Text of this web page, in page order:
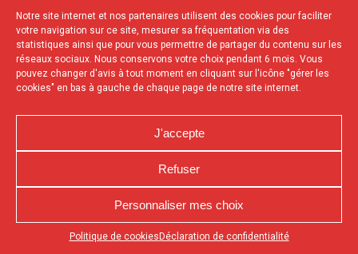
Notre site internet et nos partenaires utilisent des cookies pour faciliter
votre navigation sur ce site, mesurer sa fréquentation via des
statistiques ainsi que pour vous permettre de partager du contenu sur les
réseaux sociaux. Nous conservons votre choix pendant 6 mois. Vous
pouvez changer d'avis à tout moment en cliquant sur l'icône "gérer les
cookies" en bas à gauche de chaque page de notre site internet.
J'accepte
Refuser
Personnaliser mes choix
Politique de cookies Déclaration de confidentialité
Appuyez sur le bouton partager en bas de votre